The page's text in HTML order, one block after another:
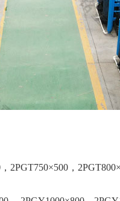
2PGT750×500，